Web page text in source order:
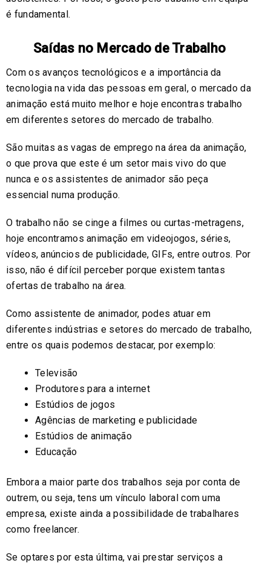
é fundamental.
Saídas no Mercado de Trabalho
Com os avanços tecnológicos e a importância da
tecnologia na vida das pessoas em geral, o mercado da
animação está muito melhor e hoje encontras trabalho
em diferentes setores do mercado de trabalho.
São muitas as vagas de emprego na área da animação,
o que prova que este é um setor mais vivo do que
nunca e os assistentes de animador são peça
essencial numa produção.
O trabalho não se cinge a filmes ou curtas-metragens,
hoje encontramos animação em videojogos, séries,
vídeos, anúncios de publicidade, GIFs, entre outros. Por
isso, não é difícil perceber porque existem tantas
ofertas de trabalho na área.
Como assistente de animador, podes atuar em
diferentes indústrias e setores do mercado de trabalho,
entre os quais podemos destacar, por exemplo:
Televisão
Produtores para a internet
Estúdios de jogos
Agências de marketing e publicidade
Estúdios de animação
Educação
Embora a maior parte dos trabalhos seja por conta de
outrem, ou seja, tens um vínculo laboral com uma
empresa, existe ainda a possibilidade de trabalhares
como freelancer.
Se optares por esta última, vai prestar serviços a